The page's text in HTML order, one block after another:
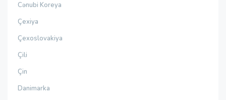
Cənubi Koreya
Çexiya
Çexoslovakiya
Çili
Çin
Danimarka